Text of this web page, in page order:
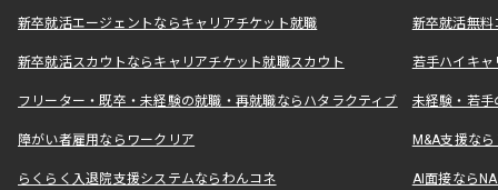
新卒就活エージェントならキャリアチケット就職 新卒就活無料
新卒就活スカウトならキャリアチケット就職スカウト 若手ハイキ
フリーター・既卒・未経験の就職・再就職ならハタラクティブ 未経験・若手
障がい者雇用ならワークリア M&A支援な
らくらく入退院支援システムならわんコネ AI面接なら